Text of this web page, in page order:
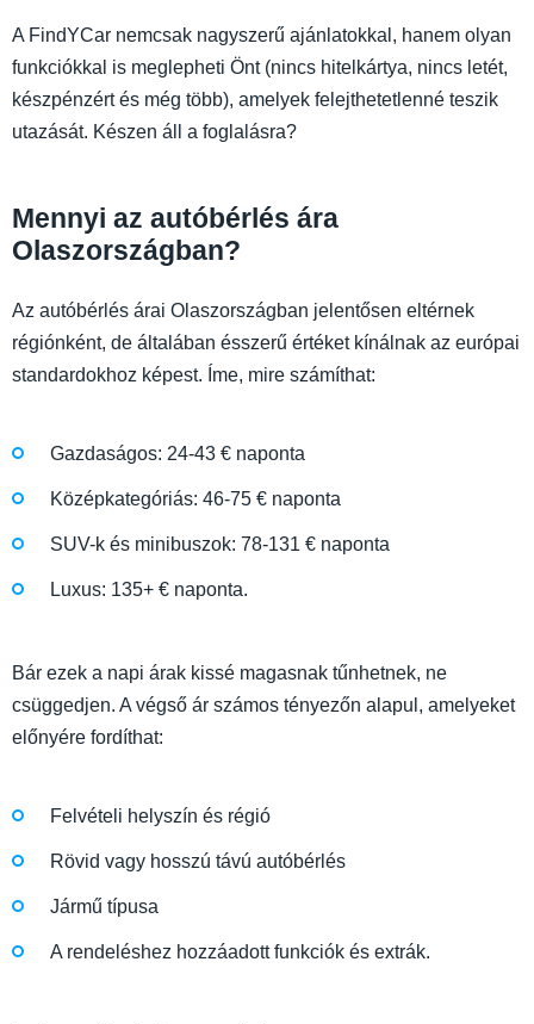
A FindYCar nemcsak nagyszerű ajánlatokkal, hanem olyan
funkciókkal is meglepheti Önt (nincs hitelkártya, nincs letét,
készpénzért és még több), amelyek felejthetetlenné teszik
utazását. Készen áll a foglalásra?
Mennyi az autóbérlés ára
Olaszországban?
Az autóbérlés árai Olaszországban jelentősen eltérnek
régiónként, de általában ésszerű értéket kínálnak az európai
standardokhoz képest. Íme, mire számíthat:
Gazdaságos: 24-43 € naponta
Középkategóriás: 46-75 € naponta
SUV-k és minibuszok: 78-131 € naponta
Luxus: 135+ € naponta.
Bár ezek a napi árak kissé magasnak tűnhetnek, ne
csüggedjen. A végső ár számos tényezőn alapul, amelyeket
előnyére fordíthat:
Felvételi helyszín és régió
Rövid vagy hosszú távú autóbérlés
Jármű típusa
A rendeléshez hozzáadott funkciók és extrák.